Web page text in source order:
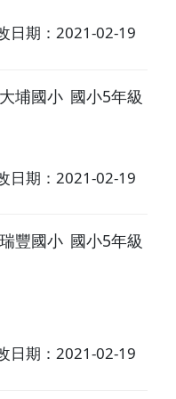
日期：2021-02-19
埔國小 國小5年級
日期：2021-02-19
豐國小 國小5年級
日期：2021-02-19